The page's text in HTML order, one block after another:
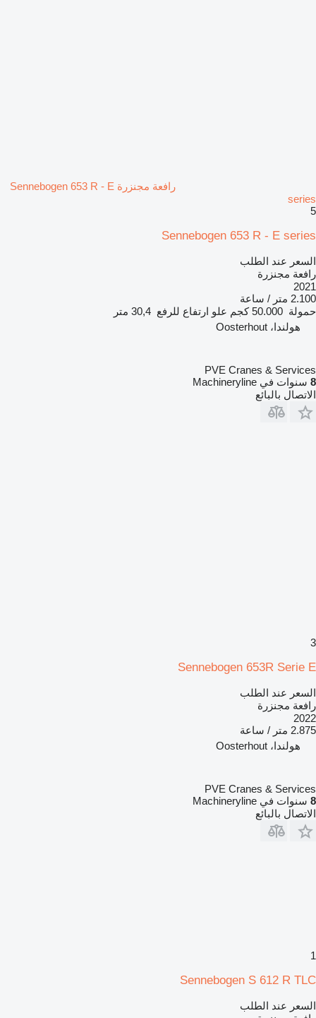
رافعة مجنزرة Sennebogen 653 R - E
series
5
Sennebogen 653 R - E series
السعر عند الطلب
رافعة مجنزرة
2021
2.100 متر / ساعة
حمولة 50.000 كجم علو ارتفاع للرفع 30,4 متر
هولندا، Oosterhout
PVE Cranes & Services
8 سنوات في Machineryline
الاتصال بالبائع
3
Sennebogen 653R Serie E
السعر عند الطلب
رافعة مجنزرة
2022
2.875 متر / ساعة
هولندا، Oosterhout
PVE Cranes & Services
8 سنوات في Machineryline
الاتصال بالبائع
1
Sennebogen S 612 R TLC
السعر عند الطلب